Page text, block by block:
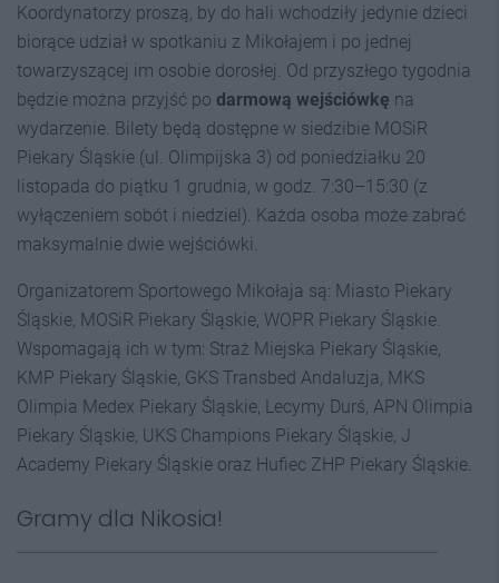
Koordynatorzy proszą, by do hali wchodziły jedynie dzieci
biorące udział w spotkaniu z Mikołajem i po jednej
towarzyszącej im osobie dorosłej. Od przyszłego tygodnia
będzie można przyjść po darmową wejściówkę na
wydarzenie. Bilety będą dostępne w siedzibie MOSiR
Piekary Śląskie (ul. Olimpijska 3) od poniedziałku 20
listopada do piątku 1 grudnia, w godz. 7:30–15:30 (z
wyłączeniem sobót i niedziel). Każda osoba może zabrać
maksymalnie dwie wejściówki.
Organizatorem Sportowego Mikołaja są: Miasto Piekary
Śląskie, MOSiR Piekary Śląskie, WOPR Piekary Śląskie.
Wspomagają ich w tym: Straż Miejska Piekary Śląskie,
KMP Piekary Śląskie, GKS Transbed Andaluzja, MKS
Olimpia Medex Piekary Śląskie, Lecymy Durś, APN Olimpia
Piekary Śląskie, UKS Champions Piekary Śląskie, J
Academy Piekary Śląskie oraz Hufiec ZHP Piekary Śląskie.
Gramy dla Nikosia!